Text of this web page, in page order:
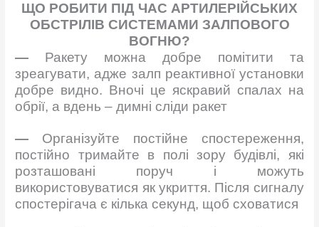
ЩО РОБИТИ ПІД ЧАС АРТИЛЕРІЙСЬКИХ
ОБСТРІЛІВ СИСТЕМАМИ ЗАЛПОВОГО
ВОГНЮ?
— Ракету можна добре помітити та
зреагувати, адже залп реактивної установки
добре видно. Вночі це яскравий спалах на
обрії, а вдень – димні сліди ракет
— Організуйте постійне спостереження,
постійно тримайте в полі зору будівлі, які
розташовані поруч і можуть
використовуватися як укриття. Після сигналу
спостерігача є кілька секунд, щоб сховатися